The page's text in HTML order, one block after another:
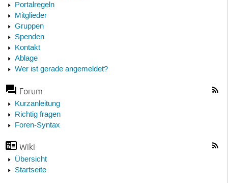
Portalregeln
Mitglieder
Gruppen
Spenden
Kontakt
Ablage
Wer ist gerade angemeldet?
Forum
Kurzanleitung
Richtig fragen
Foren-Syntax
Wiki
Übersicht
Startseite